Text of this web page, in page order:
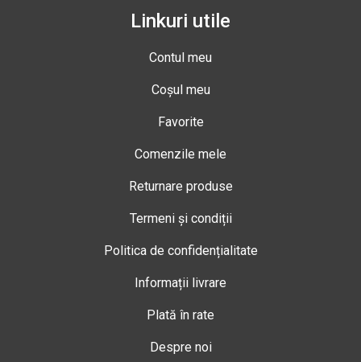
Linkuri utile
Contul meu
Coșul meu
Favorite
Comenzile mele
Returnare produse
Termeni și condiții
Politica de confidențialitate
Informații livrare
Plată în rate
Despre noi